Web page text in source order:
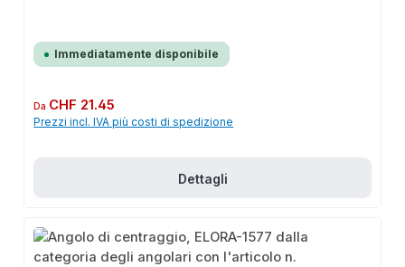
Immediatamente disponibile
Prezzo normale:
Da CHF 21.45
Prezzi incl. IVA più costi di spedizione
Dettagli